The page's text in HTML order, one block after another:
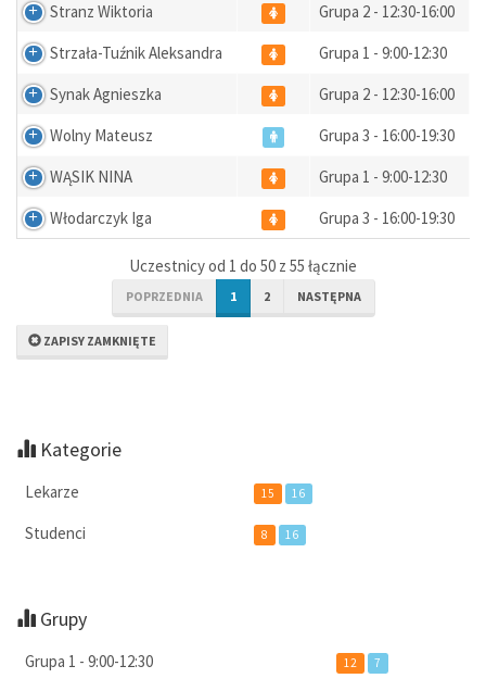
Stranz Wiktoria
Grupa 2 - 12:30-16:00
Strzała-Tuźnik Aleksandra
Grupa 1 - 9:00-12:30
Synak Agnieszka
Grupa 2 - 12:30-16:00
Wolny Mateusz
Grupa 3 - 16:00-19:30
WĄSIK NINA
Grupa 1 - 9:00-12:30
Włodarczyk Iga
Grupa 3 - 16:00-19:30
Uczestnicy od 1 do 50 z 55 łącznie
POPRZEDNIA 1 2 NASTĘPNA
ZAPISY ZAMKNIĘTE
Kategorie
Lekarze 15 16
Studenci 8 16
Grupy
Grupa 1 - 9:00-12:30 12 7